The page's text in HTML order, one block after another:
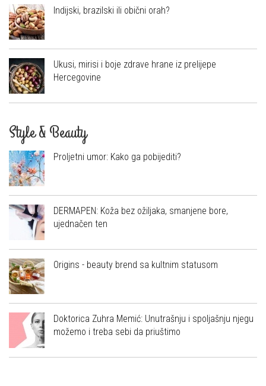
Indijski, brazilski ili obični orah?
Ukusi, mirisi i boje zdrave hrane iz prelijepe
Hercegovine
Style & Beauty
Proljetni umor: Kako ga pobijediti?
DERMAPEN: Koža bez ožiljaka, smanjene bore,
ujednačen ten
Origins - beauty brend sa kultnim statusom
Doktorica Zuhra Memić: Unutrašnju i spoljašnju njegu
možemo i treba sebi da priuštimo